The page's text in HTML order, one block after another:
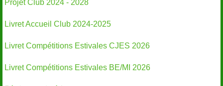
Projet Club 2024 - 2028
Livret Accueil Club 2024-2025
Livret Compétitions Estivales CJES 2026
Livret Compétitions Estivales BE/MI 2026